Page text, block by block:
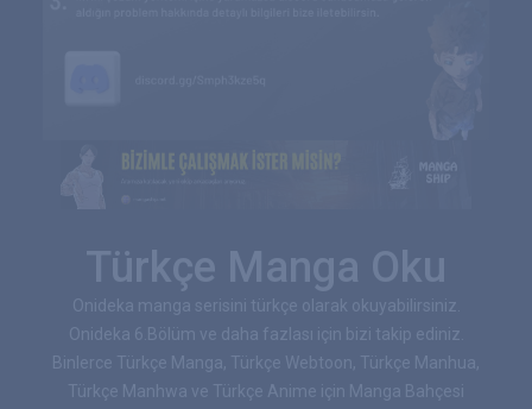
Türkçe Manga Oku
Onideka manga serisini türkçe olarak okuyabilirsiniz.
Onideka 6.Bölüm ve daha fazlası için bizi takip ediniz.
Binlerce Türkçe Manga, Türkçe Webtoon, Türkçe Manhua,
Türkçe Manhwa ve Türkçe Anime için Manga Bahçesi